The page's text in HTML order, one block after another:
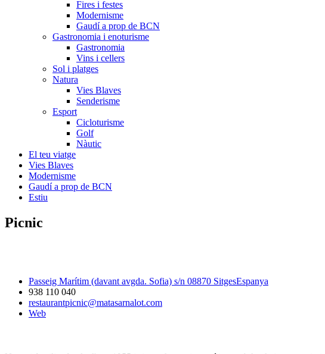
Fires i festes
Modernisme
Gaudí a prop de BCN
Gastronomia i enoturisme
Gastronomia
Vins i cellers
Sol i platges
Natura
Vies Blaves
Senderisme
Esport
Cicloturisme
Golf
Nàutic
El teu viatge
Vies Blaves
Modernisme
Gaudí a prop de BCN
Estiu
Picnic
Passeig Marítim (davant avgda. Sofia) s/n 08870 SitgesEspanya
938 110 040
restaurantpicnic@matasarnalot.com
Web